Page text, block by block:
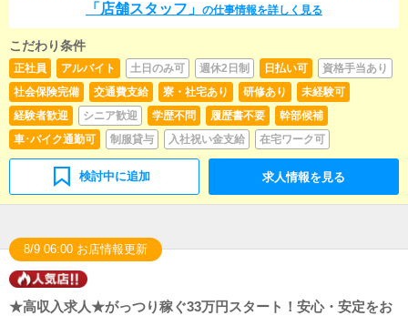
キャストの出勤情報やイベント、求人ブログの作成と
なります。基本的にはボタンを押すだけや、ブログの
Cが苦手な人でも簡単にできます。■清掃・備品管理お
客様やキャストの方に快適にお過ごしいただくため、
店内の清掃や備品の管理・補充を行っていただきま
す。
「店舗スタッフ」 の仕事情報を詳しく見る
こだわり条件
正社員 アルバイト 土日のみ可 週休2日制 日払い可
資格手当あり
社会保険完備
交通費支給 寮・社宅あり 研修あり
未経験可
経験者歓迎
シニア歓迎 学歴不問 履歴書不要
幹部候補
車･バイク通勤可
制服貸与 入社祝い金支給 在宅ワーク可
検討中に追加 求人情報を見る
8/9 06:00 お店情報更新
★高収入求人★がっつり稼ぐ33万円スタート！安心・安定をお